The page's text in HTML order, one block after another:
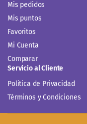
Mis pedidos
Mis puntos
Favoritos
Mi Cuenta
Comparar
Servicio al Cliente
Politica de Privacidad
Términos y Condiciones